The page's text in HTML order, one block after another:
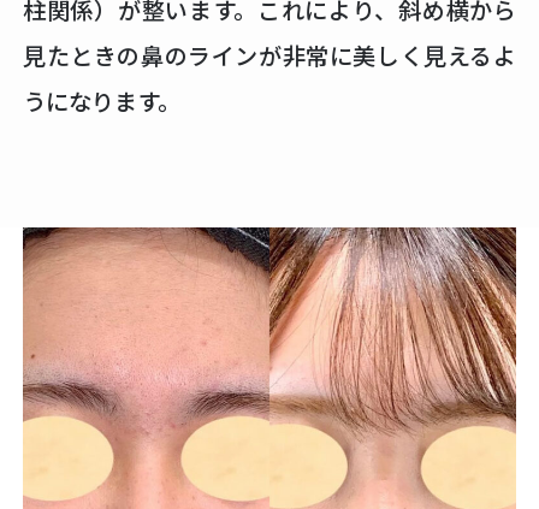
柱関係）が整います。これにより、斜め横から
見たときの鼻のラインが非常に美しく見えるよ
うになります。